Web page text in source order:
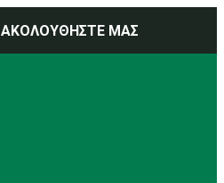
ΑΚΟΛΟΥΘΗΣΤΕ ΜΑΣ